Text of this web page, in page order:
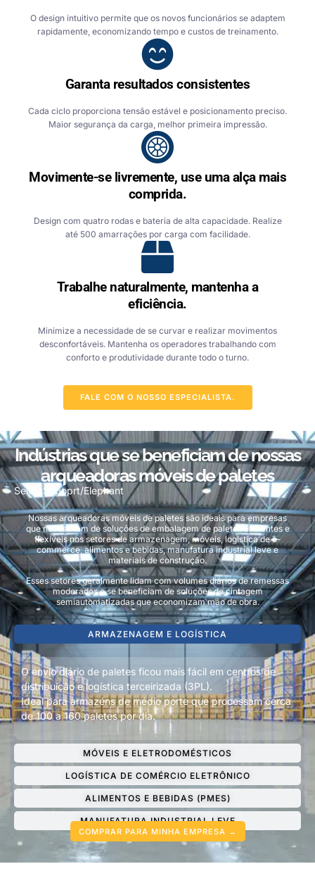
O design intuitivo permite que os novos funcionários se adaptem
rapidamente, economizando tempo e custos de treinamento.
Garanta resultados consistentes
Cada ciclo proporciona tensão estável e posicionamento preciso.
Maior segurança da carga, melhor primeira impressão.
Movimente-se livremente, use uma alça mais
comprida.
Design com quatro rodas e bateria de alta capacidade. Realize
até 500 amarrações por carga com facilidade.
Trabalhe naturalmente, mantenha a
eficiência.
Minimize a necessidade de se curvar e realizar movimentos
desconfortáveis. Mantenha os operadores trabalhando com
conforto e produtividade durante todo o turno.
FALE COM O NOSSO ESPECIALISTA.
Indústrias que se beneficiam de nossas
arqueadoras móveis de paletes
SelectSupoprt/Elephant
Nossas arqueadoras móveis de paletes são ideais para empresas
que necessitam de soluções de embalagem de paletes eficientes e
flexíveis nos setores de armazenagem, móveis, logística de e-
commerce, alimentos e bebidas, manufatura industrial leve e
materiais de construção.
Esses setores geralmente lidam com volumes diários de remessas
moderados e se beneficiam de soluções de cintagem
semiautomatizadas que economizam mão de obra.
ARMAZENAGEM E LOGÍSTICA
MÓVEIS E ELETRODOMÉSTICOS
LOGÍSTICA DE COMÉRCIO ELETRÔNICO
ALIMENTOS E BEBIDAS (PMES)
MANUFATURA INDUSTRIAL LEVE
O envio diário de paletes ficou mais fácil em centros de
distribuição e logística terceirizada (3PL).
Ideal para armazéns de médio porte que processam cerca
de 100 a 160 paletes por dia.
COMPRAR PARA MINHA EMPRESA →